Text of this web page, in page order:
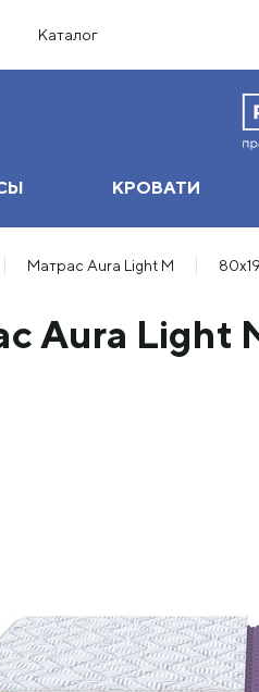
Каталог
КРОВАТИ
Матрас Aura Light M
Aura Light